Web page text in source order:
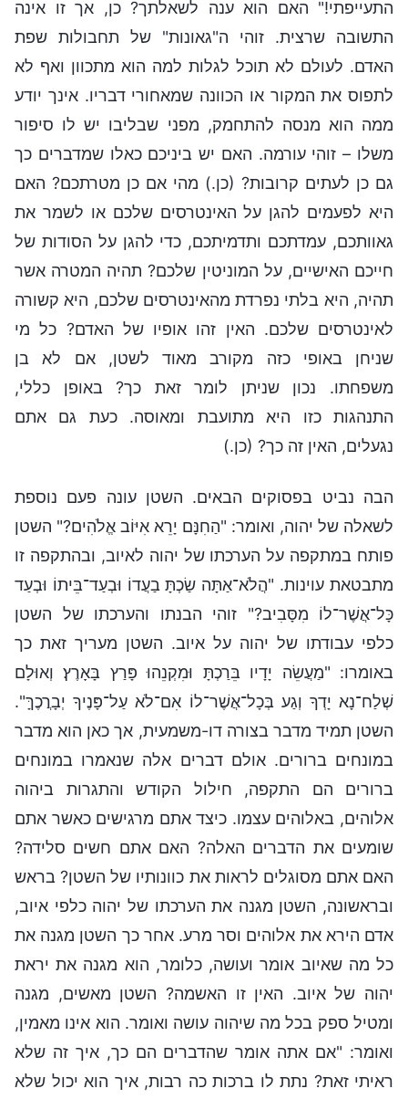
התעייפתי!" האם הוא ענה לשאלתך? כן, אך זו אינה
התשובה שרצית. זוהי ה"גאונות" של תחבולות שפת
האדם. לעולם לא תוכל לגלות למה הוא מתכוון ואף לא
לתפוס את המקור או הכוונה שמאחורי דבריו. אינך יודע
ממה הוא מנסה להתחמק, מפני שבליבו יש לו סיפור
משלו – זוהי עורמה. האם יש ביניכם כאלו שמדברים כך
גם כן לעתים קרובות? (כן.) מהי אם כן מטרתכם? האם
היא לפעמים להגן על האינטרסים שלכם או לשמר את
גאוותכם, עמדתכם ותדמיתכם, כדי להגן על הסודות של
חייכם האישיים, על המוניטין שלכם? תהיה המטרה אשר
תהיה, היא בלתי נפרדת מהאינטרסים שלכם, היא קשורה
לאינטרסים שלכם. האין זהו אופיו של האדם? כל מי
שניחן באופי כזה מקורב מאוד לשטן, אם לא בן
משפחתו. נכון שניתן לומר זאת כך? באופן כללי,
התנהגות כזו היא מתועבת ומאוסה. כעת גם אתם
נגעלים, האין זה כך? (כן.)
הבה נביט בפסוקים הבאים. השטן עונה פעם נוספת
לשאלה של יהוה, ואומר: "הַחִנָּם יָרֵא אִיּוֹב אֱלֹהִים?" השטן
פותח במתקפה על הערכתו של יהוה לאיוב, ובהתקפה זו
מתבטאת עוינות. "הֲלֹא־אַתָּה שַׂכְתָּ בַעֲדוֹ וּבְעַד־בֵּיתוֹ וּבְעַד
כָּל־אֲשֶׁר־לוֹ מִסָּבִיב?" זוהי הבנתו והערכתו של השטן
כלפי עבודתו של יהוה על איוב. השטן מעריך זאת כך
באומרו: "מַעֲשֵׂה יָדָיו בֵּרַכְתָּ וּמִקְנֵהוּ פָּרַץ בָּאָרֶץ׃ וְאוּלָם
שְׁלַח־נָא יָדְךָ וְגַע בְּכָל־אֲשֶׁר־לוֹ אִם־לֹא עַל־פָּנֶיךָ יְבָרֲכֶךָּ".
השטן תמיד מדבר בצורה דו-משמעית, אך כאן הוא מדבר
במונחים ברורים. אולם דברים אלה שנאמרו במונחים
ברורים הם התקפה, חילול הקודש והתגרות ביהוה
אלוהים, באלוהים עצמו. כיצד אתם מרגישים כאשר אתם
שומעים את הדברים האלה? האם אתם חשים סלידה?
האם אתם מסוגלים לראות את כוונותיו של השטן? בראש
ובראשונה, השטן מגנה את הערכתו של יהוה כלפי איוב,
אדם הירא את אלוהים וסר מרע. אחר כך השטן מגנה את
כל מה שאיוב אומר ועושה, כלומר, הוא מגנה את יראת
יהוה של איוב. האין זו האשמה? השטן מאשים, מגנה
ומטיל ספק בכל מה שיהוה עושה ואומר. הוא אינו מאמין,
ואומר: "אם אתה אומר שהדברים הם כך, איך זה שלא
ראיתי זאת? נתת לו ברכות כה רבות, איך הוא יכול שלא